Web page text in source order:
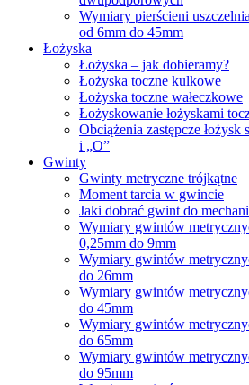
Wymiary pierścieni
od 6mm do 45mm
Łożyska
Łożyska – jak dobieramy?
Łożyska toczne kulkowe
Łożyska toczne wałeczkowe
Łożyskowanie łożyskami
Obciążenia zastępcze łożysk
i „O”
Gwinty
Gwinty metryczne trójkątne
Moment tarcia w gwincie
Jaki dobrać gwint do
Wymiary gwintów
0,25mm do 9mm
Wymiary gwintów
do 26mm
Wymiary gwintów
do 45mm
Wymiary gwintów
do 65mm
Wymiary gwintów
do 95mm